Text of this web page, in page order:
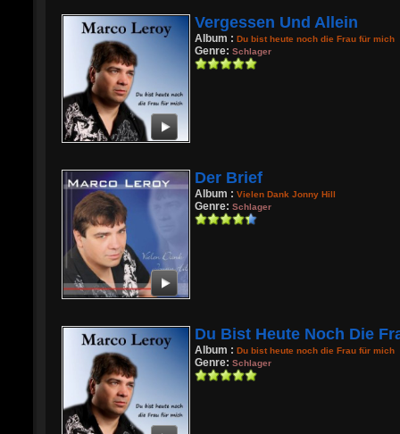
Vergessen Und Allein
Album : Du bist heute noch die Frau für mich
Genre: Schlager
Der Brief
Album : Vielen Dank Jonny Hill
Genre: Schlager
Du Bist Heute Noch Die
Album : Du bist heute noch die Frau für mich
Genre: Schlager